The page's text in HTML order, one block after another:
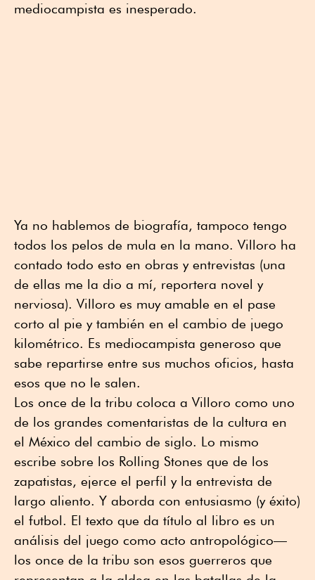
mediocampista es inesperado.
Ya no hablemos de biografía, tampoco tengo
todos los pelos de mula en la mano. Villoro ha
contado todo esto en obras y entrevistas (una
de ellas me la dio a mí, reportera novel y
nerviosa). Villoro es muy amable en el pase
corto al pie y también en el cambio de juego
kilométrico. Es mediocampista generoso que
sabe repartirse entre sus muchos oficios, hasta
esos que no le salen.
Los once de la tribu coloca a Villoro como uno
de los grandes comentaristas de la cultura en
el México del cambio de siglo. Lo mismo
escribe sobre los Rolling Stones que de los
zapatistas, ejerce el perfil y la entrevista de
largo aliento. Y aborda con entusiasmo (y éxito)
el futbol. El texto que da título al libro es un
análisis del juego como acto antropológico—
los once de la tribu son esos guerreros que